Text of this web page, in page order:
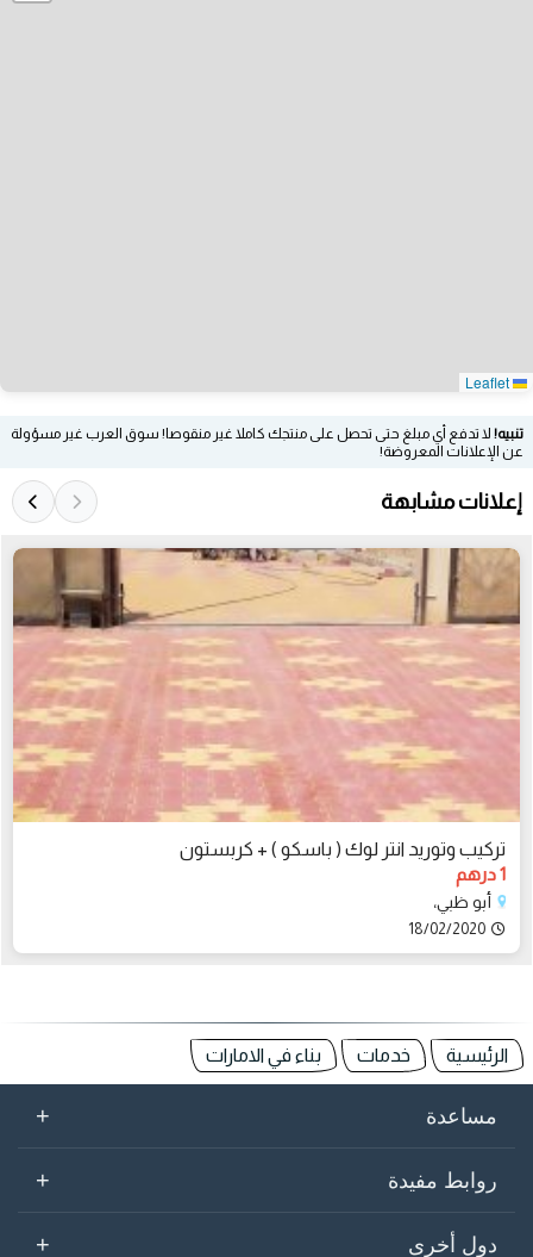
تنبيه! لا تدفع أي مبلغ حتى تحصل على منتجك كاملا غير منقوصا! سوق العرب غير مسؤولة
عن الإعلانات المعروضة!
إعلانات مشابهة
تركيب وتوريد انتر لوك ( باسكو ) + كربستون
1 درهم
أبو ظبي،
18/02/2020
الرئيسية خدمات بناء في الامارات
مساعدة +
روابط مفيدة +
دول أخرى +